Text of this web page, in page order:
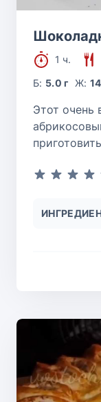
1 ч.
Б: 5.0 г Ж:
Этот очень